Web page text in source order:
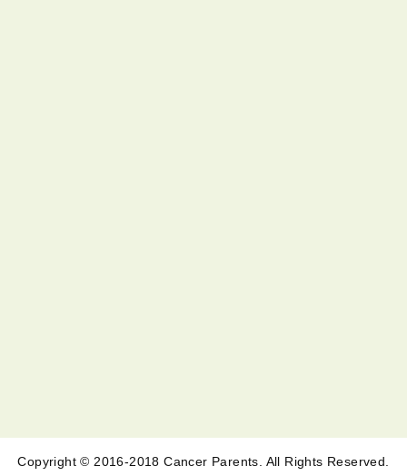
Copyright © 2016-2018 Cancer Parents. All Rights Reserved.